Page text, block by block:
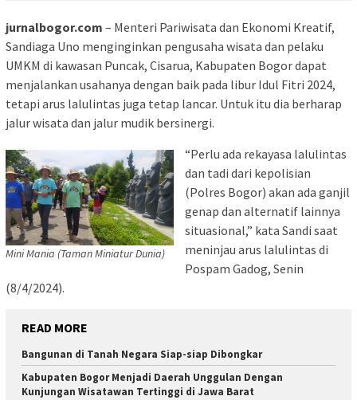
jurnalbogor.com – Menteri Pariwisata dan Ekonomi Kreatif,
Sandiaga Uno menginginkan pengusaha wisata dan pelaku
UMKM di kawasan Puncak, Cisarua, Kabupaten Bogor dapat
menjalankan usahanya dengan baik pada libur Idul Fitri 2024,
tetapi arus lalulintas juga tetap lancar. Untuk itu dia berharap
jalur wisata dan jalur mudik bersinergi.
Mini Mania (Taman Miniatur Dunia)
“Perlu ada rekayasa lalulintas
dan tadi dari kepolisian
(Polres Bogor) akan ada ganjil
genap dan alternatif lainnya
situasional,” kata Sandi saat
meninjau arus lalulintas di
Pospam Gadog, Senin
(8/4/2024).
READ MORE
Bangunan di Tanah Negara Siap-siap Dibongkar
Kabupaten Bogor Menjadi Daerah Unggulan Dengan
Kunjungan Wisatawan Tertinggi di Jawa Barat